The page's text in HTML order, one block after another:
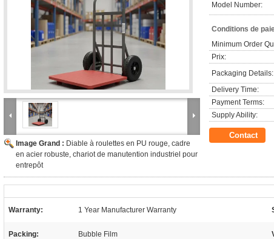
Image Grand : Diable à roulettes en PU rouge, cadre
en acier robuste, chariot de manutention industriel pour
entrepôt
Model Number:
Conditions de
Minimum Order
Prix:
Packaging Details:
Delivery Time:
Payment Terms:
Supply Ability:
Contact
Warranty: 1 Year Manufacturer Warranty
Packing: Bubble Film